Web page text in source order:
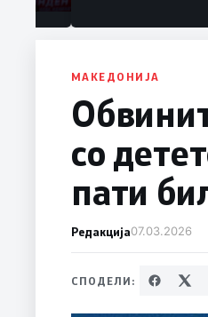
МАКЕДОНИЈА
со
пати
Редакција07.03.2026
СПОДЕЛИ: